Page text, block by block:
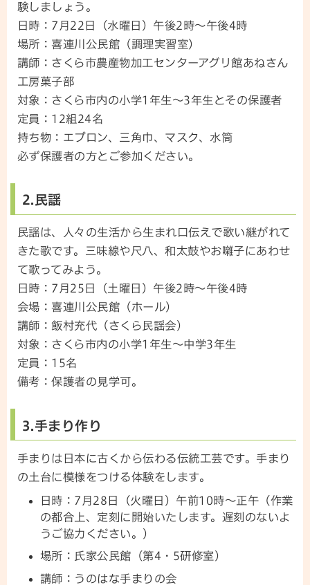
験しましょう。
日時：7月22日（水曜日）午後2時～午後4時
場所：喜連川公民館（調理実習室）
講師：さくら市農産物加工センターアグリ館あねさん
工房菓子部
対象：さくら市内の小学1年生～3年生とその保護者
定員：12組24名
持ち物：エプロン、三角巾、マスク、水筒
必ず保護者の方とご参加ください。
2.民謡
民謡は、人々の生活から生まれ口伝えで歌い継がれて
きた歌です。三味線や尺八、和太鼓やお囃子にあわせ
て歌ってみよう。
日時：7月25日（土曜日）午後2時～午後4時
会場：喜連川公民館（ホール）
講師：飯村充代（さくら民謡会）
対象：さくら市内の小学1年生～中学3年生
定員：15名
備考：保護者の見学可。
3.手まり作り
手まりは日本に古くから伝わる伝統工芸です。手まり
の土台に模様をつける体験をします。
日時：7月28日（火曜日）午前10時～正午（作業
の都合上、定刻に開始いたします。遅刻のないよ
うご協力ください。）
場所：氏家公民館（第4・5研修室）
講師：うのはな手まりの会